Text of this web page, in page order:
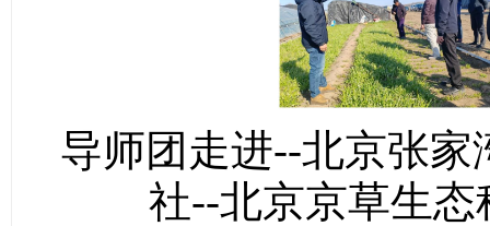
导师团走进--北京张
社--北京京草生